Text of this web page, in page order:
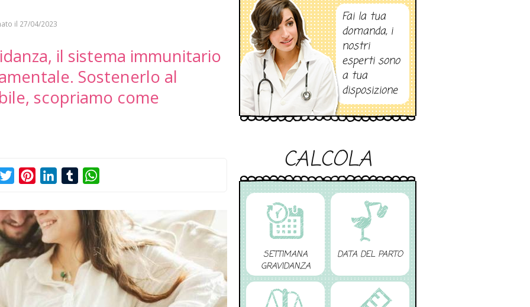
il 27/04/2023
il sistema immunitario
Sostenerlo al
scopriamo come
TwitterPinterestLinkedInTumblr
Fai la tua
domanda, i
nostri
esperti sono
a tua
disposizione
CALCOLA
SETTIMANA
GRAVIDANZA
DATA DEL PARTO